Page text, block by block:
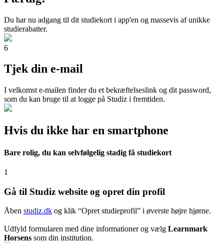
Du har nu adgang til dit studiekort i app'en og massevis af unikke
studierabatter.
6
Tjek din e-mail
I velkomst e-mailen finder du et bekræftelseslink og dit password,
som du kan bruge til at logge på Studiz i fremtiden.
Hvis du ikke har en smartphone
Bare rolig, du kan selvfølgelig stadig få studiekort
1
Gå til Studiz website og opret din profil
Åben studiz.dk og klik “Opret studieprofil” i øverste højre hjørne.
Udfyld formularen med dine informationer og vælg Learnmark
Horsens som din institution.